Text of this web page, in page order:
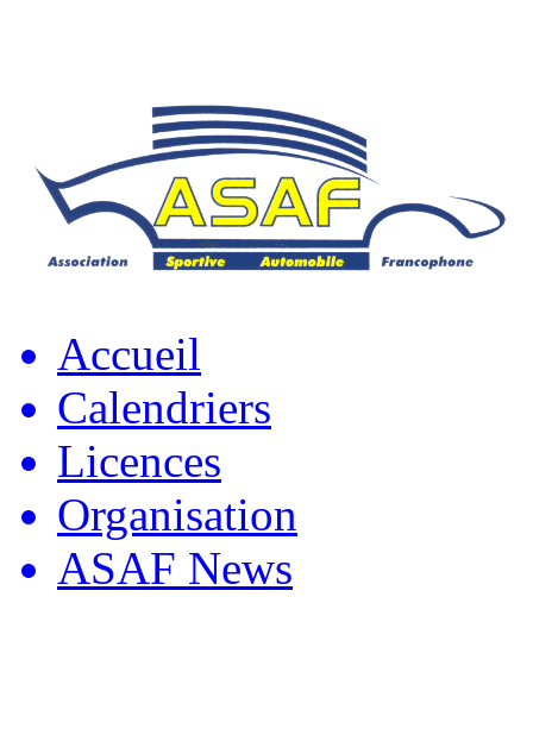
Accueil
Calendriers
Licences
Organisation
ASAF News